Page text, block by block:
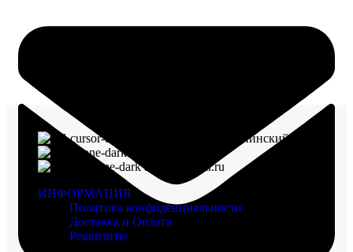
г. Воронеж, пр-кт Ленинский, д. 221
arinval@mail.ru
ИНФОРМАЦИЯ
Политика конфиденциальности
Доставка и Оплата
Реквизиты